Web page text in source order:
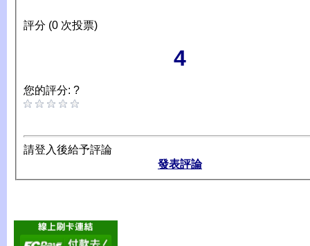
評分 (0 次投票)
4
您的評分: ?
請登入後給予評論
發表評論